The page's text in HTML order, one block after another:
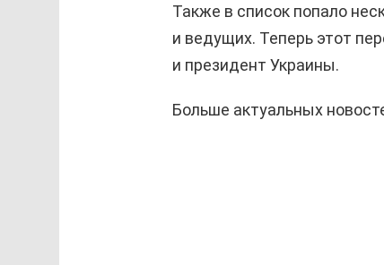
Также в список попало
и ведущих. Теперь этот
и президент Украины.
Больше актуальных